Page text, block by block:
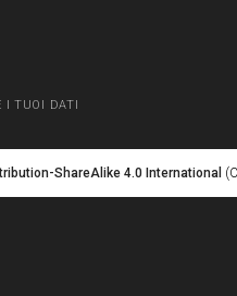
I TUOI DATI
ShareAlike 4.0 International